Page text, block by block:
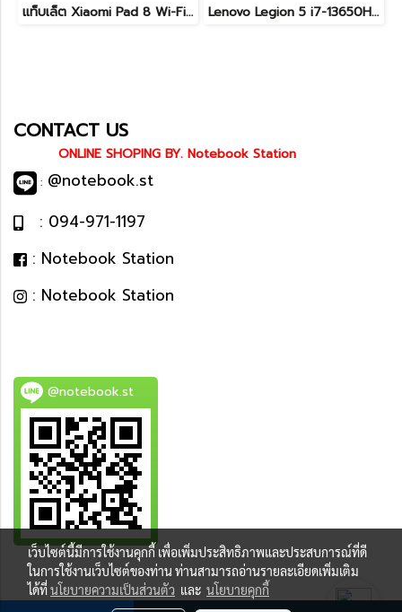
แท็บเล็ต Xiaomi Pad 8 Wi-Fi (8+128GB) Gray ขนาด 11.2นิ้ว เครื่องสวยอุปกรณ์ครบกล่อง รีเซ็ตคืนค่าให้พร้อมใช้งาน ราคาสุดคุ้มเพียง 8,990.- ประกันศูนย์ยาว1ปีกว่า Lenovo Legion 5 i7-13650HX RTX5060(8GB) RAM16 512GB M.2 จอ15.3นิ้ว FHD+ 165Hz เกมมิ่งสเปคสูง คีย์บอร์ดไฟสีขาว ดีไซน์เรียบหรูดูทันสมัย ประกันศูนย์ยาวถึงปี2028 เครื่องพร้อมใช้งานในราคาสุดคุ้มเพียง 39,990.-
CONTACT US
ONLINE SHOPING BY. Notebook Station
: @notebook.st
: 094-971-1197
: Notebook Station
: Notebook Station
@notebook.st
BEST DEAL
เว็บไซต์นี้มีการใช้งานคุกกี้ เพื่อเพิ่มประสิทธิภาพและประสบการณ์ที่ดี
ในการใช้งานเว็บไซต์ของท่าน ท่านสามารถอ่านรายละเอียดเพิ่มเติม
ได้ที่นโยบายความเป็นส่วนตัว และ นโยบายคุกกี้